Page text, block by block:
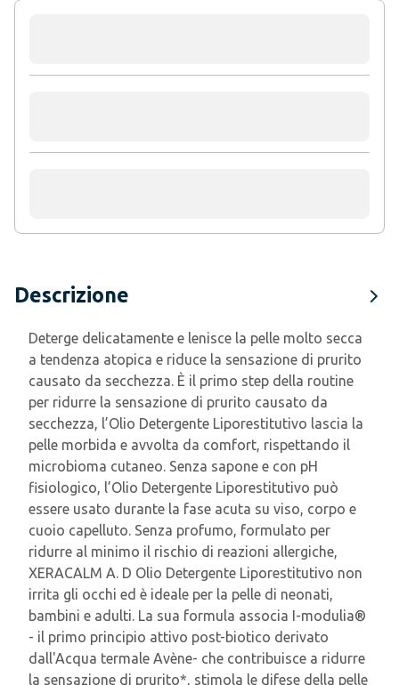
Descrizione
Deterge delicatamente e lenisce la pelle molto secca
a tendenza atopica e riduce la sensazione di prurito
causato da secchezza. È il primo step della routine
per ridurre la sensazione di prurito causato da
secchezza, l’Olio Detergente Liporestitutivo lascia la
pelle morbida e avvolta da comfort, rispettando il
microbioma cutaneo. Senza sapone e con pH
fisiologico, l’Olio Detergente Liporestitutivo può
essere usato durante la fase acuta su viso, corpo e
cuoio capelluto. Senza profumo, formulato per
ridurre al minimo il rischio di reazioni allergiche,
XERACALM A. D Olio Detergente Liporestitutivo non
irrita gli occhi ed è ideale per la pelle di neonati,
bambini e adulti. La sua formula associa I-modulia®
- il primo principio attivo post-biotico derivato
dall'Acqua termale Avène- che contribuisce a ridurre
la sensazione di prurito*, stimola le difese della pelle